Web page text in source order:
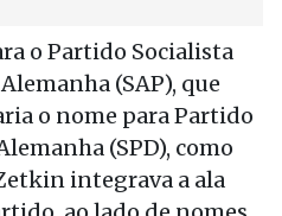
o Partido Socialista
(SAP), que
o nome para Partido
(SPD), como
integrava a ala